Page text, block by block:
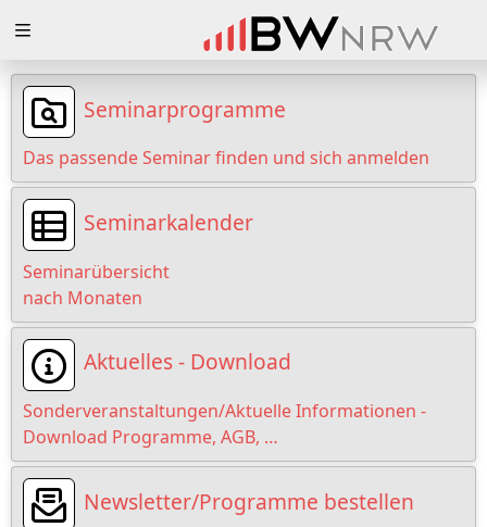
Loading
Loading
Loading
Loading
Loading
Loading
Seminarprogramme
Das passende Seminar finden und sich anmelden
Seminarkalender
Seminarübersicht
nach Monaten
Aktuelles - Download
Sonderveranstaltungen/Aktuelle Informationen -
Download Programme, AGB, …
Newsletter/Programme bestellen